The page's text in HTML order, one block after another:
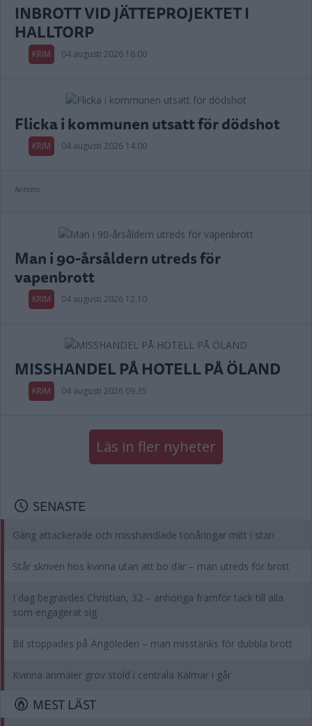
INBROTT VID JÄTTEPROJEKTET I
HALLTORP
KRIM 04 augusti 2026 16.00
Flicka i kommunen utsatt för dödshot
KRIM 04 augusti 2026 14.00
Annons:
Man i 90-årsåldern utreds för
vapenbrott
KRIM 04 augusti 2026 12.10
MISSHANDEL PÅ HOTELL PÅ ÖLAND
KRIM 04 augusti 2026 09.35
Läs in fler nyheter
SENASTE
Gäng attackerade och misshandlade tonåringar mitt i stan
Står skriven hos kvinna utan att bo där – man utreds för brott
I dag begravdes Christian, 32 – anhöriga framför tack till alla
som engagerat sig
Bil stoppades på Ängöleden – man misstänks för dubbla brott
Kvinna anmäler grov stöld i centrala Kalmar i går
MEST LÄST